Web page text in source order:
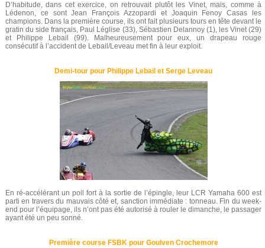
D’habitude, dans cet exercice, on retrouvait plutôt les Vinet, mais, comme à
Lédenon, ce sont Jean François Azzopardi et Joaquin Fenoy Casas les
champions. Dans la première course, ils ont fait plusieurs tours en tête devant le
gratin du side français, Paul Léglise (33), Sébastien Delannoy (1), les Vinet (29)
et Philippe Lebail (99). Malheureusement pour eux, un drapeau rouge
consécutif à l’accident de Lebail/Leveau met fin à leur exploit.
Demi-tour pour Philippe Lebail et Serge Leveau
En ré-accélérant un poil fort à la sortie de l’épingle, leur LCR Yamaha 600 est
parti en travers du mauvais côté et, sanction immédiate : tonneau. Fin du week-
end pour l’équipage, ils n’ont pas été autorisé à rouler le dimanche, le passager
ayant été un peu sonné.
Première course FSBK pour Goulven Crochemore